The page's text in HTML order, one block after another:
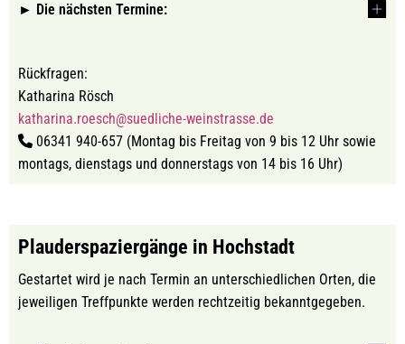
► Die nächsten Termine:
Rückfragen:
Katharina Rösch
katharina.roesch@suedliche-weinstrasse.de
06341 940-657 (Montag bis Freitag von 9 bis 12 Uhr sowie
montags, dienstags und donnerstags von 14 bis 16 Uhr)
Plauderspaziergänge in Hochstadt
Gestartet wird je nach Termin an unterschiedlichen Orten, die
jeweiligen Treffpunkte werden rechtzeitig bekanntgegeben.